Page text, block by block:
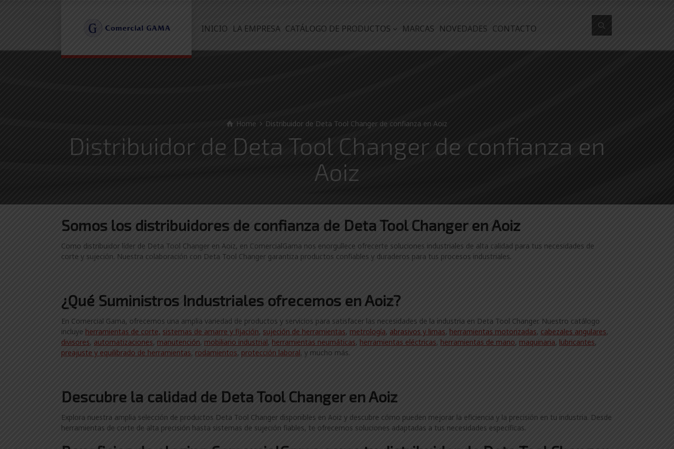
INICIO LA EMPRESA CATÁLOGO DE PRODUCTOS MARCAS NOVEDADES CONTACTO
Home Distribuidor de Deta Tool Changer de confianza en Aoiz
Distribuidor de Deta Tool Changer de confianza en
Aoiz
Somos los distribuidores de confianza de Deta Tool Changer en Aoiz
Como distribuidor líder de Deta Tool Changer en Aoiz, en ComercialGama nos enorgullece ofrecerte soluciones industriales de alta calidad para tus necesidades de
corte y sujeción. Nuestra colaboración con Deta Tool Changer garantiza productos confiables y duraderos para tus procesos industriales.
¿Qué Suministros Industriales ofrecemos en Aoiz?
En Comercial Gama, ofrecemos una amplia variedad de productos y servicios para satisfacer las necesidades de la industria en Deta Tool Changer. Nuestro catálogo
incluye herramientas de corte, sistemas de amarre y fijación, sujeción de herramientas, metrología, abrasivos y limas, herramientas motorizadas, cabezales angulares,
divisores, automatizaciones, manutención, mobiliario industrial, herramientas neumáticas, herramientas eléctricas, herramientas de mano, maquinaria, lubricantes,
preajuste y equilibrado de herramientas, rodamientos, protección laboral, y mucho más.
Descubre la calidad de Deta Tool Changer en Aoiz
Explora nuestra amplia selección de productos Deta Tool Changer disponibles en Aoiz y descubre cómo pueden mejorar la eficiencia y la precisión en tu industria. Desde
herramientas de corte de alta precisión hasta sistemas de sujeción fiables, te ofrecemos soluciones adaptadas a tus necesidades específicas.